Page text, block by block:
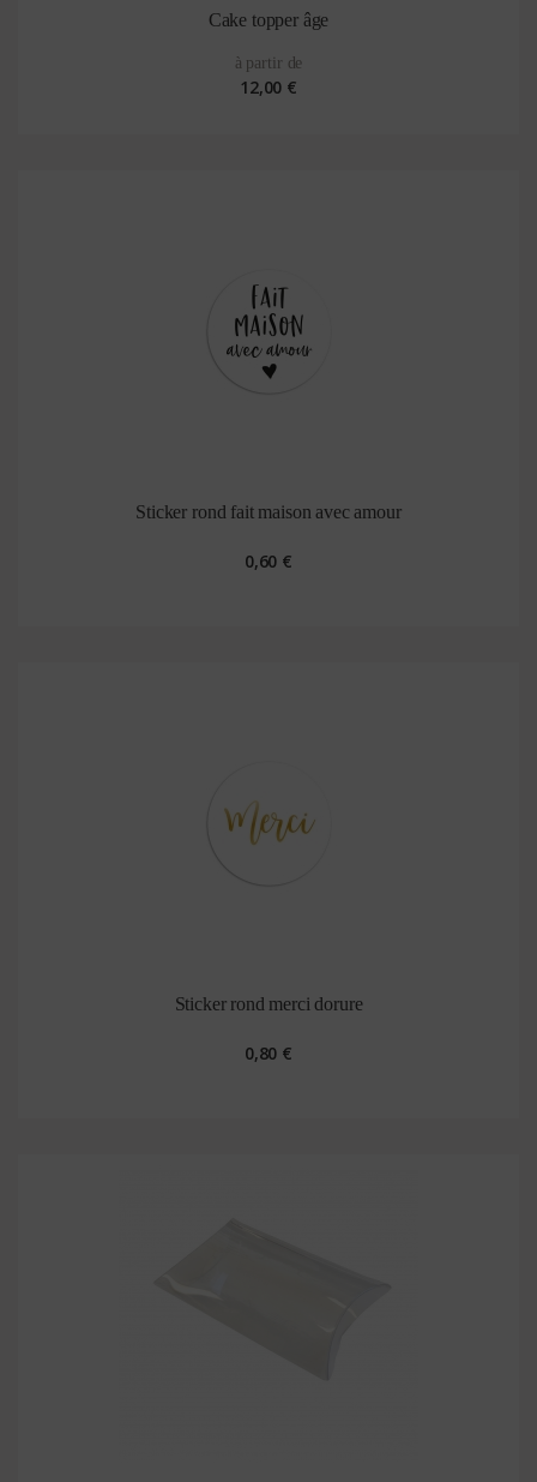
Cake topper âge
à partir de
12,00 €
Sticker rond fait maison avec amour
0,60 €
Sticker rond merci dorure
0,80 €